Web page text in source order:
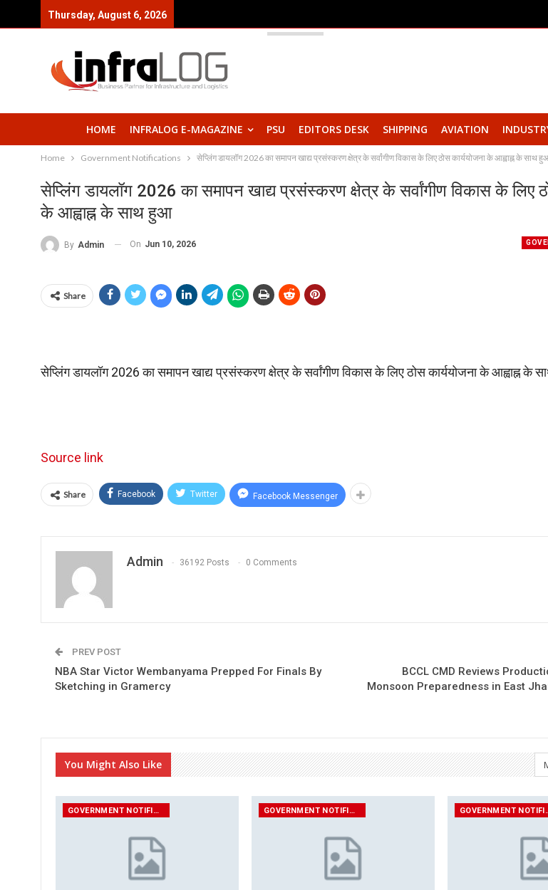
Thursday, August 6, 2026
HOME INFRALOG E-MAGAZINE PSU EDITORS DESK SHIPPING AVIATION
Home Government Notifications सेप्लिंग डायलॉग 2026 का समापन खाद्य प्रसंस्करण क्षेत्र के सर्वांगीण विकास के लिए ठोस कार्ययोजना के आह्वाह्न के साथ
सेप्लिंग डायलॉग 2026 का समापन खाद्य प्रसंस्करण क्षेत्र के सर्वांगीण विकास के लिए
के आह्वाह्न के साथ हुआ
By Admin On Jun 10, 2026
Share
सेप्लिंग डायलॉग 2026 का समापन खाद्य प्रसंस्करण क्षेत्र के सर्वांगीण विकास के लिए ठोस कार्ययोजना के आह्वाह्न के
Source link
Share Facebook Twitter Facebook Messenger
Admin 36192 Posts 0 Comments
PREV POST
NBA Star Victor Wembanyama Prepped For Finals By
Sketching in Gramercy
BCCL CMD Reviews
Monsoon Preparedness in East
You Might Also Like
GOVERNMENT NOTIFICATIONS GOVERNMENT NOTIFICATIONS